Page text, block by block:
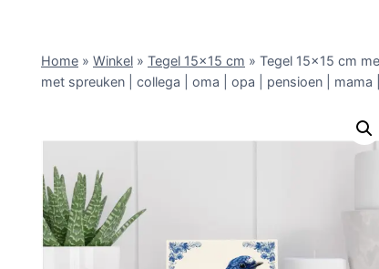
Home » Winkel » Tegel 15x15 cm » Tegel 15×15 cm
met spreuken | collega | oma | opa | pensioen | mama